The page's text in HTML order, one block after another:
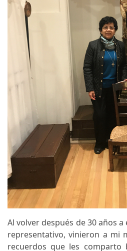
Al volver después de 30 años
representativo, vinieron a mi
recuerdos que les comparto